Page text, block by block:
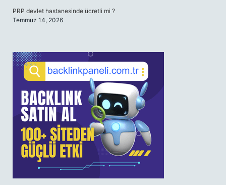
PRP devlet hastanesinde ücretli mi ?
Temmuz 14, 2026